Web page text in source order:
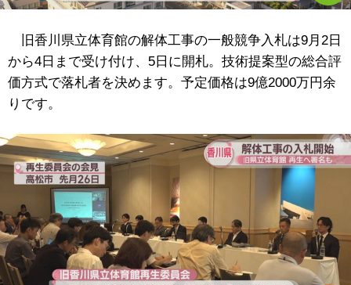
旧香川県立体育館の解体工事の一般競争入札は9月2日
から4日まで受け付け、5日に開札。技術提案型の総合評
価方式で落札者を決めます。予定価格は9億2000万円余
りです。